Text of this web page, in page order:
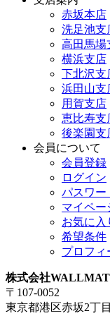
赤坂本店
洗足池支
高田馬場
横浜支店
下北沢支
浜田山支
用賀支店
恵比寿支
後楽園支
会員について
会員登録
ログイン
パスワー
マイペー
お気に入
希望条件
プロフィ
株式会社
〒107-0052
東京都港区赤坂2丁